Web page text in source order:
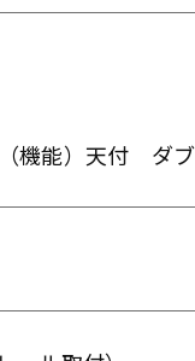
機能）天付